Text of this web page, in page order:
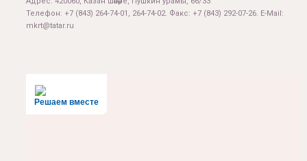
Телефон: +7 (843) 264-74-01, 264-74-02. Факс: +7 (843) 292-07-26. E-Mail:
mkrt@tatar.ru
Решаем вместе